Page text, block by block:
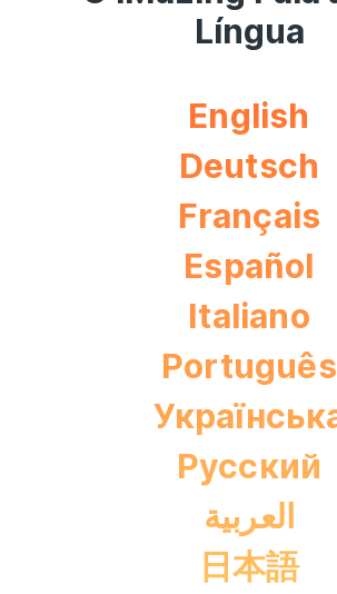
Língua
English
Deutsch
Français
Español
Italiano
Português
Pусский
العربية
日本語